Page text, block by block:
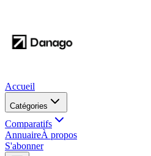
Accueil
Catégories
Comparatifs
AnnuaireÀ propos
S'abonner